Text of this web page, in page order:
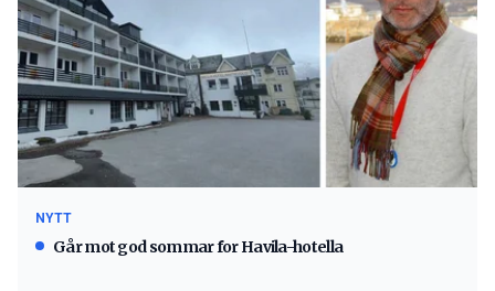
NYTT
Går mot god sommar for Havila-hotella